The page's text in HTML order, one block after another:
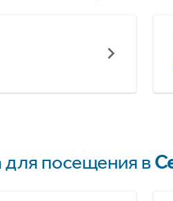
посещения в